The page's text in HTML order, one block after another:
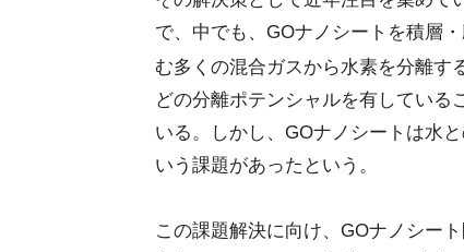
で、中でも、GOナノシートを積層
む多くの混合ガスから水素を分離す
どの分離ポテンシャルを有している
いる。しかし、GOナノシートは水
いう課題があったという。
この課題解決に向け、GOナノシー